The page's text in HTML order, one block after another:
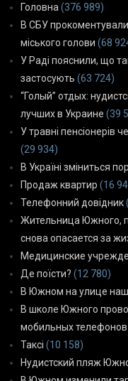
Головна (376 989)
В СБУ
міського голови (68
У Раді пояснили, що
застосують (63 724)
“Голый” отдых:
лучших в Украине (39
У травні пенсіонерів
(29 934)
В Україні зміниться
Продаж квартир (16
Телефонний довідник
Жительница Южного,
снова опасается за
Медицинские
Де поїсти? (12 780)
В Южном на улице
В школе Южного
мобильных телефонов
Таксі (10 158)
Нудистский пляж